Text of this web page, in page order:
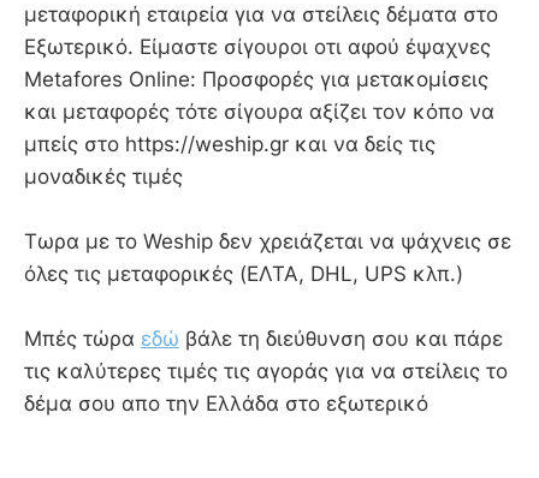
μεταφορική εταιρεία για να στείλεις δέματα στο
Εξωτερικό. Είμαστε σίγουροι οτι αφού έψαχνες
Metafores Online: Προσφορές για μετακομίσεις
και μεταφορές τότε σίγουρα αξίζει τον κόπο να
μπείς στο https://weship.gr και να δείς τις
μοναδικές τιμές
Τωρα με το Weship δεν χρειάζεται να ψάχνεις σε
όλες τις μεταφορικές (ΕΛΤΑ, DHL, UPS κλπ.)
Μπές τώρα εδώ βάλε τη διεύθυνση σου και πάρε
τις καλύτερες τιμές τις αγοράς για να στείλεις το
δέμα σου απο την Ελλάδα στο εξωτερικό